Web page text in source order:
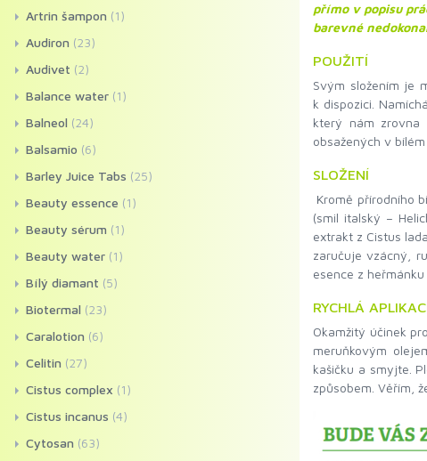
přímo v popisu
barevné
POUŽITÍ
Svým složením je
k dispozici.
který nám zrovna
obsažených v bílém
SLOŽENÍ
Kromě přírodního
(smil italský –
extrakt z Cistus
zaručuje vzácný,
esence z
RYCHLÁ
Okamžitý účinek
meruňkovým
kašičku a smyjte.
způsobem. Věřím,
Artrin šampon (1)
Audiron (23)
Audivet (2)
Balance water (1)
Balneol (24)
Balsamio (6)
Barley Juice Tabs (25)
Beauty essence (1)
Beauty sérum (1)
Beauty water (1)
Bílý diamant (5)
Biotermal (23)
Caralotion (6)
Celitin (27)
Cistus complex (1)
Cistus incanus (4)
Cytosan (63)